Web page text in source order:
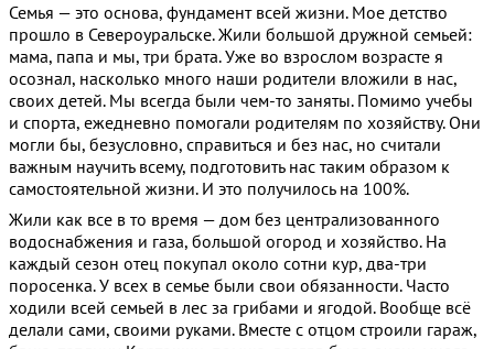
Семья — это основа, фундамент всей жизни. Мое детство
прошло в Североуральске. Жили большой дружной семьей:
мама, папа и мы, три брата. Уже во взрослом возрасте я
осознал, насколько много наши родители вложили в нас,
своих детей. Мы всегда были чем-то заняты. Помимо учебы
и спорта, ежедневно помогали родителям по хозяйству. Они
могли бы, безусловно, справиться и без нас, но считали
важным научить всему, подготовить нас таким образом к
самостоятельной жизни. И это получилось на 100%.
Жили как все в то время — дом без централизованного
водоснабжения и газа, большой огород и хозяйство. На
каждый сезон отец покупал около сотни кур, два-три
поросенка. У всех в семье были свои обязанности. Часто
ходили всей семьей в лес за грибами и ягодой. Вообще всё
делали сами, своими руками. Вместе с отцом строили гараж,